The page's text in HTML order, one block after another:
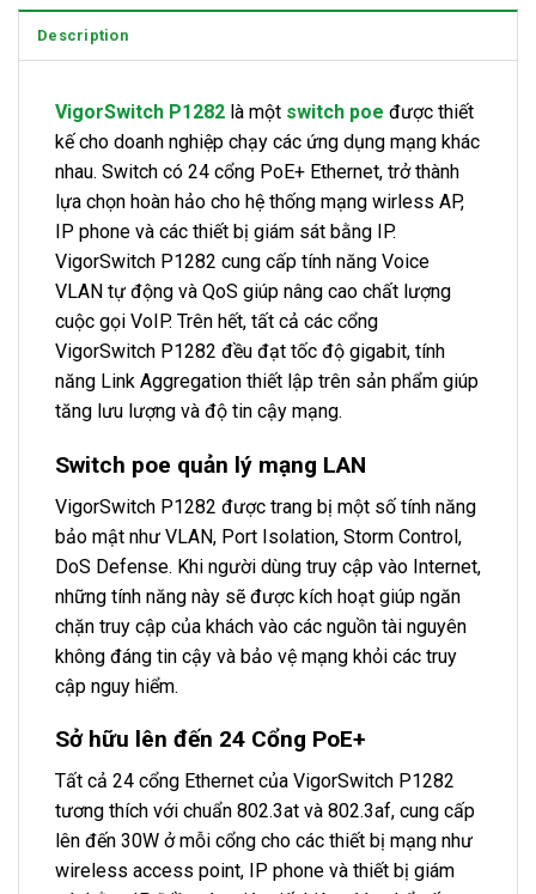
Description
VigorSwitch P1282 là một switch poe được thiết
kế cho doanh nghiệp chạy các ứng dụng mạng khác
nhau. Switch có 24 cổng PoE+ Ethernet, trở thành
lựa chọn hoàn hảo cho hệ thống mạng wirless AP,
IP phone và các thiết bị giám sát bằng IP.
VigorSwitch P1282 cung cấp tính năng Voice
VLAN tự động và QoS giúp nâng cao chất lượng
cuộc gọi VoIP. Trên hết, tất cả các cổng
VigorSwitch P1282 đều đạt tốc độ gigabit, tính
năng Link Aggregation thiết lập trên sản phẩm giúp
tăng lưu lượng và độ tin cậy mạng.
Switch poe quản lý mạng LAN
VigorSwitch P1282 được trang bị một số tính năng
bảo mật như VLAN, Port Isolation, Storm Control,
DoS Defense. Khi người dùng truy cập vào Internet,
những tính năng này sẽ được kích hoạt giúp ngăn
chặn truy cập của khách vào các nguồn tài nguyên
không đáng tin cậy và bảo vệ mạng khỏi các truy
cập nguy hiểm.
Sở hữu lên đến 24 Cổng PoE+
Tất cả 24 cổng Ethernet của VigorSwitch P1282
tương thích với chuẩn 802.3at và 802.3af, cung cấp
lên đến 30W ở mỗi cổng cho các thiết bị mạng như
wireless access point, IP phone và thiết bị giám